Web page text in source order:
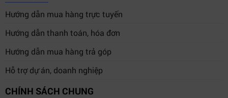
Hướng dẫn mua hàng trực tuyến
Hướng dẫn thanh toán, hóa đơn
Hướng dẫn mua hàng trả góp
Hỗ trợ dự án, doanh nghiệp
CHÍNH SÁCH CHUNG